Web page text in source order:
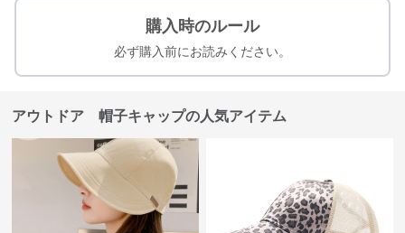
購入時のルール
必ず購入前にお読みください。
アウトドア 帽子キャップの人気アイテム